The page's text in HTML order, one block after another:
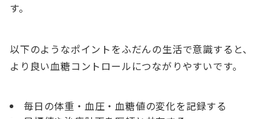
す。
以下のようなポイントをふだんの生活で意識すると、
より良い血糖コントロールにつながりやすいです。
毎日の体重・血圧・血糖値の変化を記録する